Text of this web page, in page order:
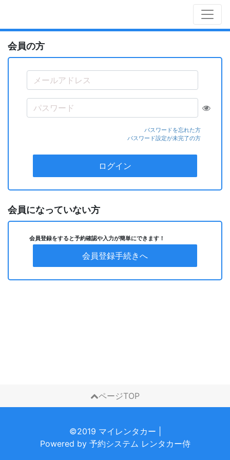
会員の方
パスワードを忘れた方
パスワード設定が未完了の方
ログイン
会員になっていない方
会員登録をすると予約確認や入力が簡単にできます！
会員登録手続きへ
ページTOP
©2019 マイレンタカー
Powered by 予約システム レンタカー侍